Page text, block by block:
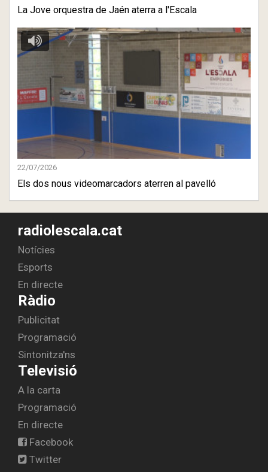
La Jove orquestra de Jaén aterra a l'Escala
22/07/2026
Els dos nous videomarcadors aterren al pavelló
radiolescala.cat
Notícies
Esports
En directe
Ràdio
Publicitat
Programació
Sintonitza'ns
Televisió
A la carta
Programació
En directe
Facebook
Twitter